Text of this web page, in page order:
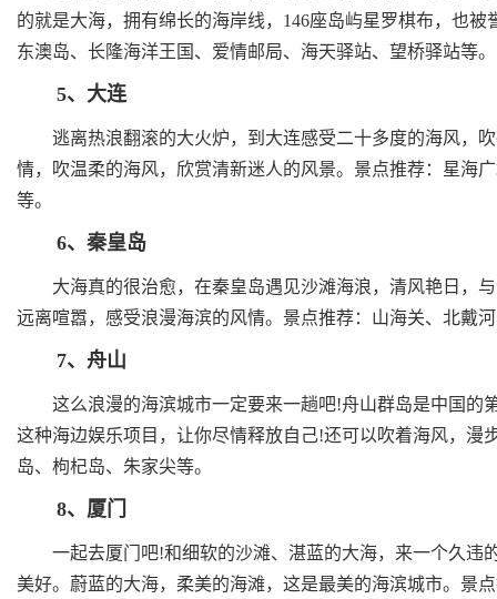
的就是大海，拥有绵长的海岸线，146座岛屿星罗棋布，也
东澳岛、长隆海洋王国、爱情邮局、海天驿站、望桥驿站等。
5、大连
逃离热浪翻滚的大火炉，到大连感受二十多度的海风，吹
情，吹温柔的海风，欣赏清新迷人的风景。景点推荐：星海
等。
6、秦皇岛
大海真的很治愈，在秦皇岛遇见沙滩海浪，清风艳日，与
远离喧嚣，感受浪漫海滨的风情。景点推荐：山海关、北戴
7、舟山
这么浪漫的海滨城市一定要来一趟吧!舟山群岛是中国的
这种海边娱乐项目，让你尽情释放自己!还可以吹着海风，
岛、枸杞岛、朱家尖等。
8、厦门
一起去厦门吧!和细软的沙滩、湛蓝的大海，来一个久违
美好。蔚蓝的大海，柔美的海滩，这是最美的海滨城市。景